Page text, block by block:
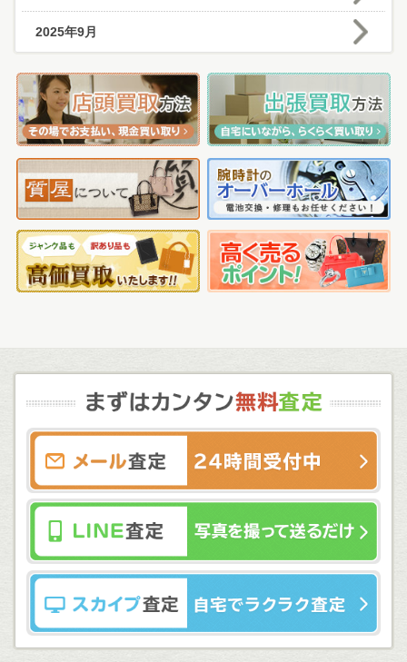
2025年9月